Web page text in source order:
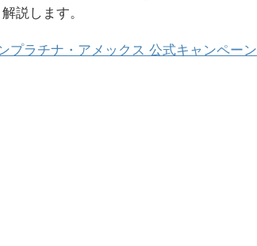
説します。
プラチナ・アメックス 公式キャンペーン